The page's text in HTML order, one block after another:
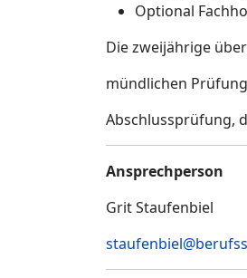
Optional
Die zweijährige
mündlichen
Abschlussprüfung,
Ansprechperson
Grit Staufenbiel